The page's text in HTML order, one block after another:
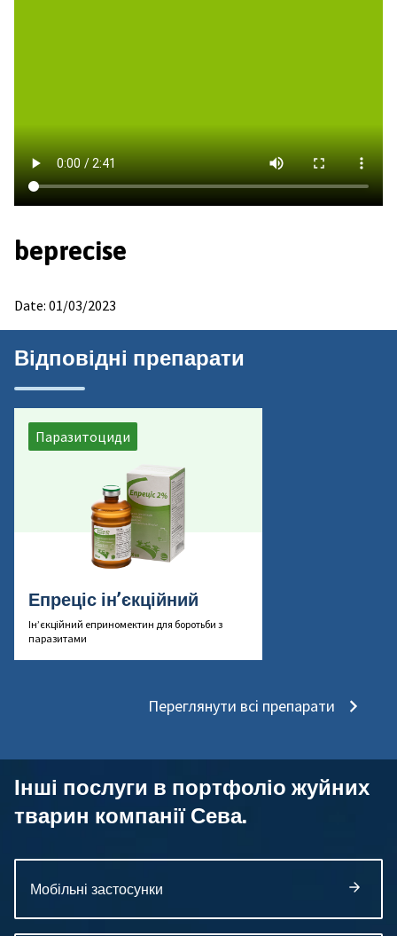
beprecise
Date: 01/03/2023
Відповідні препарати
Паразитоциди
Епреціс ін’єкційний
Ін’єкційний еприномектин для боротьби з
паразитами
Переглянути всі препарати
Інші послуги в портфоліо жуйних
тварин компанії Сева.
Мобільні застосунки